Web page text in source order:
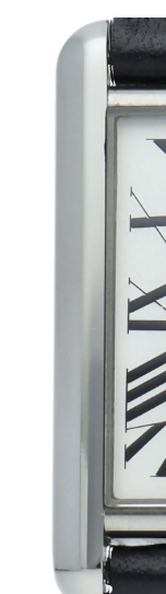
ジュエリー
セール商品